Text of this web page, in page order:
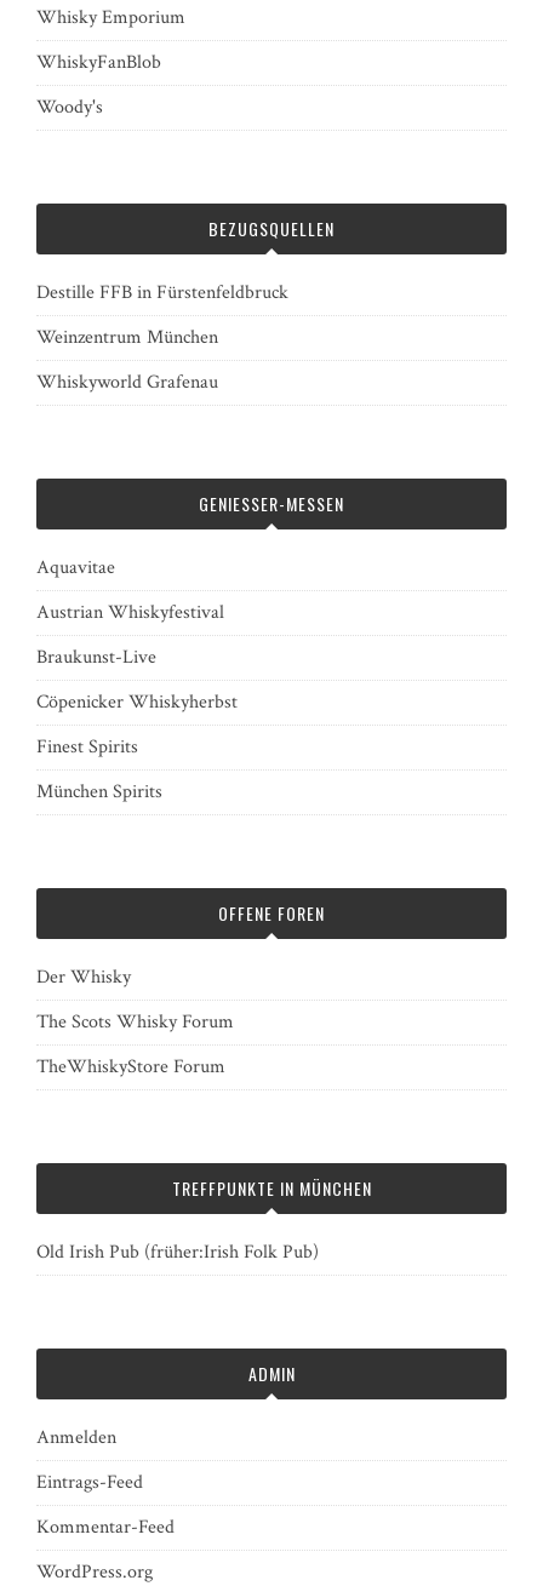
Whisky Emporium
WhiskyFanBlob
Woody's
BEZUGSQUELLEN
Destille FFB in Fürstenfeldbruck
Weinzentrum München
Whiskyworld Grafenau
GENIESSER-MESSEN
Aquavitae
Austrian Whiskyfestival
Braukunst-Live
Cöpenicker Whiskyherbst
Finest Spirits
München Spirits
OFFENE FOREN
Der Whisky
The Scots Whisky Forum
TheWhiskyStore Forum
TREFFPUNKTE IN MÜNCHEN
Old Irish Pub (früher:Irish Folk Pub)
ADMIN
Anmelden
Eintrags-Feed
Kommentar-Feed
WordPress.org